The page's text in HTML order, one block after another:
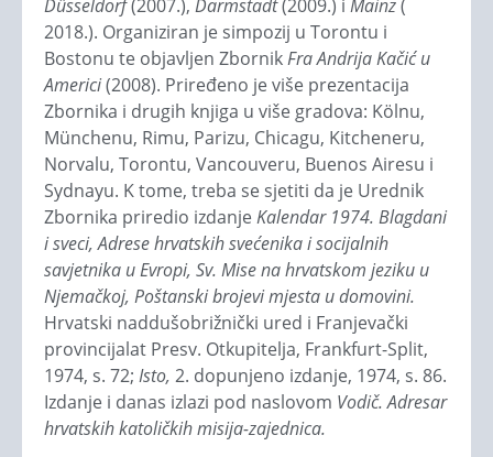
Düsseldorf(2007.), Darmstadt(2009.) i Mainz(
2018.). Organiziran je simpozij u Torontu i
Bostonu te objavljen ZbornikFra Andrija Kačić u
Americi(2008). Priređeno je više prezentacija
Zbornika i drugih knjiga u više gradova: Kölnu,
Münchenu, Rimu, Parizu, Chicagu, Kitcheneru,
Norvalu, Torontu, Vancouveru, Buenos Airesu i
Sydnayu. K tome, treba se sjetiti da je Urednik
Zbornika priredio izdanjeKalendar 1974. Blagdani
i sveci, Adrese hrvatskih svećenika i socijalnih
savjetnika u Evropi, Sv. Mise na hrvatskom jeziku u
Njemačkoj, Poštanski brojevi mjesta u domovini.
Hrvatski naddušobrižnički ured i Franjevački
provincijalat Presv. Otkupitelja, Frankfurt-Split,
1974, s. 72; Isto, 2. dopunjeno izdanje, 1974, s. 86.
Izdanje i danas izlazi pod naslovom Vodič. Adresar
hrvatskih katoličkih misija-zajednica.